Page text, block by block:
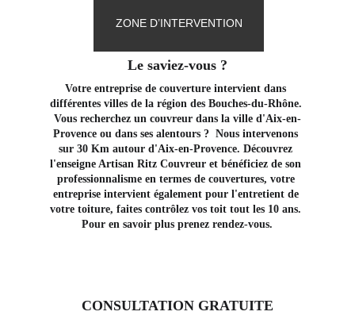
ZONE D’INTERVENTION
Le saviez-vous ?
Votre entreprise de couverture intervient dans
différentes villes de la région des Bouches-du-Rhône.
Vous recherchez un couvreur dans la ville d'Aix-en-
Provence ou dans ses alentours ?  Nous intervenons
sur 30 Km autour d'Aix-en-Provence. Découvrez
l'enseigne Artisan Ritz Couvreur et bénéficiez de son
professionnalisme en termes de couvertures, votre
entreprise intervient également pour l'entretient de
votre toiture, faites contrôlez vos toit tout les 10 ans.
Pour en savoir plus prenez rendez-vous.
CONSULTATION GRATUITE